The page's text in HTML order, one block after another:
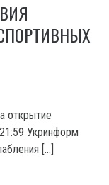
открытие
Укринформ
[…]